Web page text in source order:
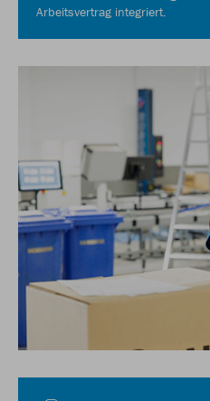
Arbeitsvertrag integriert.